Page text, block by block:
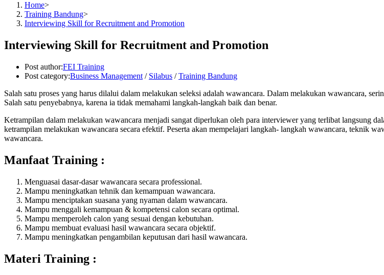
Home>
Training Bandung>
Interviewing Skill for Recruitment and Promotion
Interviewing Skill for Recruitment and Promotion
Post author:FEI Training
Post category:Business Management / Silabus / Training Bandung
Salah satu proses yang harus dilalui dalam melakukan seleksi adalah wawancara. Dalam melakukan wawancara,
Salah satu penyebabnya, karena ia tidak memahami langkah-langkah baik dan benar.
Ketrampilan dalam melakukan wawancara menjadi sangat diperlukan oleh para interviewer yang terlibat langsung
ketrampilan melakukan wawancara secara efektif. Peserta akan mempelajari langkah- langkah wawancara, teknik
wawancara.
Manfaat Training :
Menguasai dasar-dasar wawancara secara professional.
Mampu meningkatkan tehnik dan kemampuan wawancara.
Mampu menciptakan suasana yang nyaman dalam wawancara.
Mampu menggali kemampuan & kompetensi calon secara optimal.
Mampu memperoleh calon yang sesuai dengan kebutuhan.
Mampu membuat evaluasi hasil wawancara secara objektif.
Mampu meningkatkan pengambilan keputusan dari hasil wawancara.
Materi Training :